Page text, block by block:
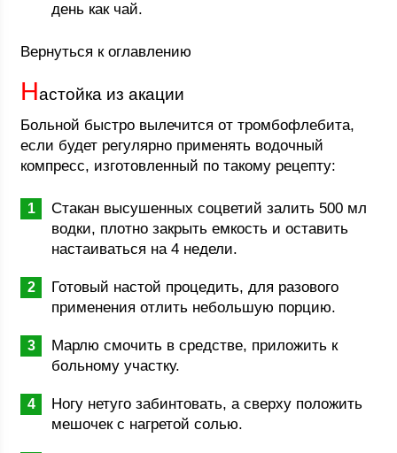
день как чай.
Вернуться к оглавлению
Настойка из акации
Больной быстро вылечится от тромбофлебита,
если будет регулярно применять водочный
компресс, изготовленный по такому рецепту:
Стакан высушенных соцветий залить 500 мл
водки, плотно закрыть емкость и оставить
настаиваться на 4 недели.
Готовый настой процедить, для разового
применения отлить небольшую порцию.
Марлю смочить в средстве, приложить к
больному участку.
Ногу нетуго забинтовать, а сверху положить
мешочек с нагретой солью.